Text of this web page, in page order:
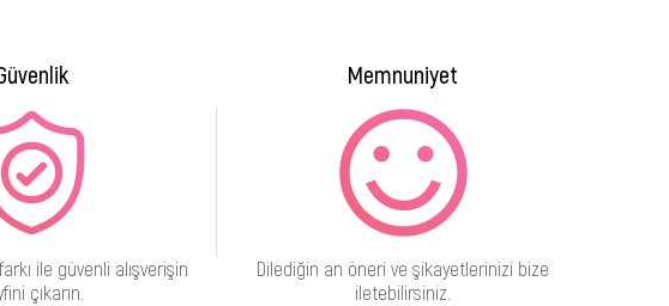
ile güvenli alışverişin
çıkarın.
Memnuniyet
Dilediğin an öneri ve şikayetlerinizi bize
iletebilirsiniz.